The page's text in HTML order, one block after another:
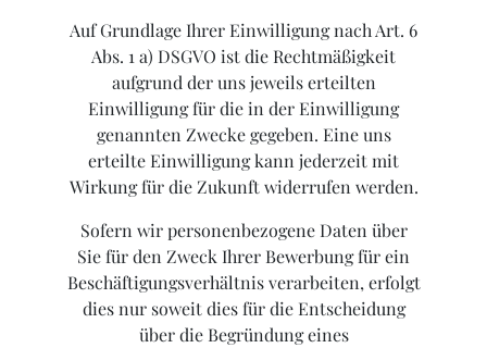
Auf Grundlage Ihrer Einwilligung nach Art. 6
Abs. 1 a) DSGVO ist die Rechtmäßigkeit
aufgrund der uns jeweils erteilten
Einwilligung für die in der Einwilligung
genannten Zwecke gegeben. Eine uns
erteilte Einwilligung kann jederzeit mit
Wirkung für die Zukunft widerrufen werden.
Sofern wir personenbezogene Daten über
Sie für den Zweck Ihrer Bewerbung für ein
Beschäftigungsverhältnis verarbeiten, erfolgt
dies nur soweit dies für die Entscheidung
über die Begründung eines